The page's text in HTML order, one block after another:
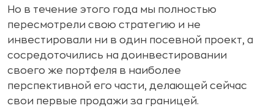
Но в течение этого года мы полностью
пересмотрели свою стратегию и не
инвестировали ни в один посевной проект, а
сосредоточились на доинвестировании
своего же портфеля в наиболее
перспективной его части, делающей сейчас
свои первые продажи за границей.